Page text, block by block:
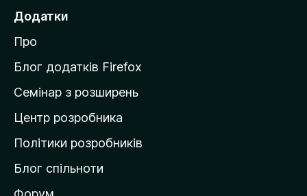
5
е
й
т
и
а
д
о
і
Додатки
Про
Блог додатків Firefox
Семінар з розширень
Центр розробника
Політики розробників
Блог спільноти